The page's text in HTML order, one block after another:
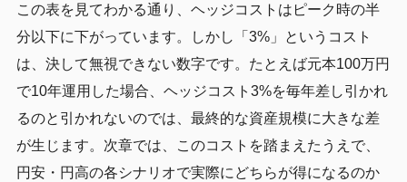
この表を見てわかる通り、ヘッジコストはピーク時の半
分以下に下がっています。しかし「3%」というコスト
は、決して無視できない数字です。たとえば元本100万円
で10年運用した場合、ヘッジコスト3%を毎年差し引かれ
るのと引かれないのでは、最終的な資産規模に大きな差
が生じます。次章では、このコストを踏まえたうえで、
円安・円高の各シナリオで実際にどちらが得になるのか